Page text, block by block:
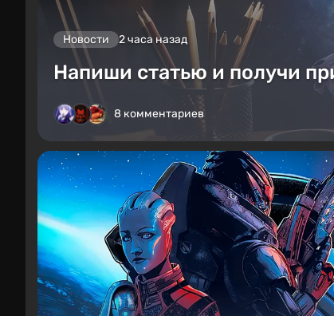
Новости 2 часа назад
Напиши статью и получи
8 комментариев